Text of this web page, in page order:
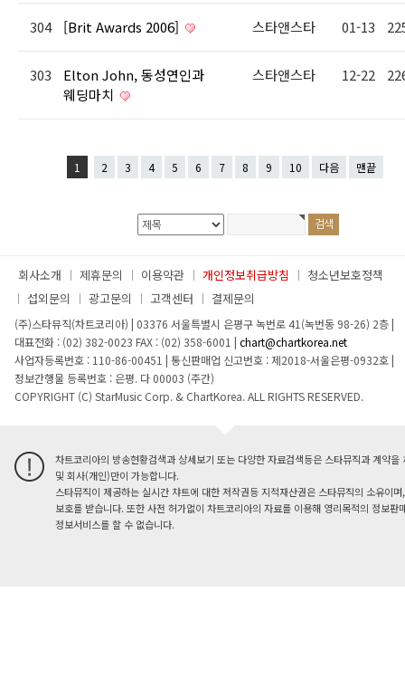
304 [Brit Awards 2006] 스타앤스타 01-13
303
Elton John, 동성연인과
웨딩마치
스타앤스타 12-22
1 2 3 4 5 6 7 8 9 10 다음 맨끝
회사소개 제휴문의 이용약관 개인정보취급방침
청소년보호정책
섭외문의
광고문의 고객센터 결제문의
(주)스타뮤직(차트코리아) | 03376 서울특별시 은평구 녹번로 41(녹번동 98-26) 2층|
대표전화 : (02) 382-0023 FAX : (02) 358-6001 | chart@chartkorea.net
사업자등록번호 : 110-86-00451 | 통신판매업 신고번호 : 제2018-서울은평-0932호|
정보간행물 등록번호 : 은평. 다 00003 (주간)
COPYRIGHT (C) StarMusic Corp. & ChartKorea. ALL RIGHTS RESERVED.
차트코리아의 방송현황검색과 상세보기 또는 다양한 자료검색등은 스타뮤직과 계약을
및 회사(개인)만이 가능합니다.
스타뮤직이 제공하는 실시간 챠트에 대한 저작권등 지적재산권은 스타뮤직의 소유이
보호를 받습니다. 또한 사전 허가없이 차트코리아의 자료를 이용해 영리목적의 정보판
정보서비스를 할 수 없습니다.